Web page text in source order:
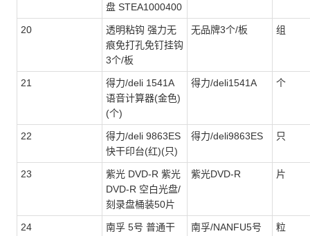
盘 STEA1000400
20
透明粘钩 强力无
痕免打孔免钉挂钩
3个/板
无品牌3个/板 组
21
得力/deli 1541A
语音计算器(金色)
(个)
得力/deli1541A 个
22
得力/deli 9863ES
快干印台(红)(只)
得力/deli9863ES 只
23
紫光 DVD-R 紫光
DVD-R 空白光盘/
刻录盘桶装50片
紫光DVD-R 片
24
南孚 5号 普通干
南孚/NANFU5号 粒